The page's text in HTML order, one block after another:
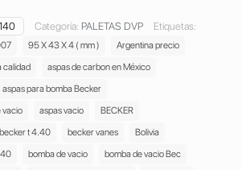
Categoría: PALETAS DVP Etiquetas:
95 X 43 X 4 ( mm )
Argentina precio
calidad
aspas de carbon en México
aspas para bomba Becker
vacio
aspas vacio
BECKER
becker t 4.40 becker vanes
Bolivia
bomba de vacio
bomba de vacio Bec